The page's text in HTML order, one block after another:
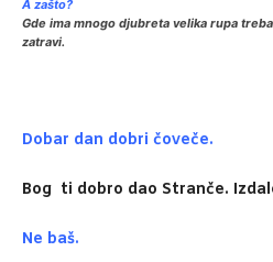
A zašto?
Gde ima mnogo djubreta velika rupa
zatravi.
Dobar dan dobri čoveče.
Bog ti dobro dao Stranče. Iz
Ne baš.